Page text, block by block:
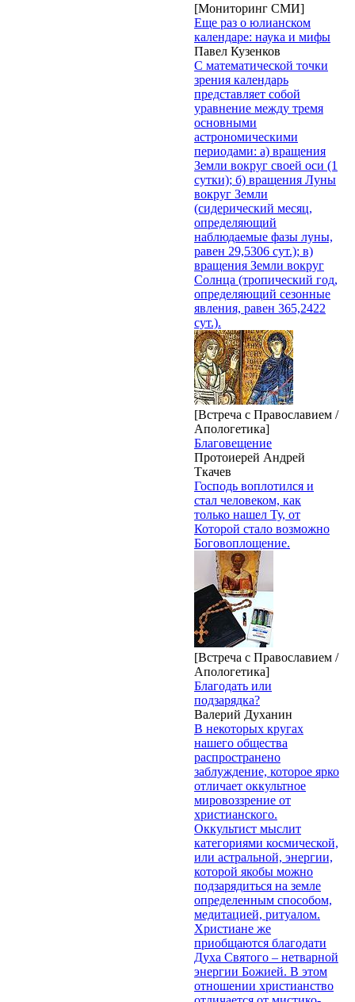
[Мониторинг СМИ]
Еще раз о юлианском
календаре: наука и мифы
Павел Кузенков
С математической точки
зрения календарь
представляет собой
уравнение между тремя
основными
астрономическими
периодами: а) вращения
Земли вокруг своей оси (1
сутки); б) вращения Луны
вокруг Земли
(сидерический месяц,
определяющий
наблюдаемые фазы луны,
равен 29,5306 сут.); в)
вращения Земли вокруг
Солнца (тропический год,
определяющий сезонные
явления, равен 365,2422
сут.).
[Встреча с Православием /
Апологетика]
Благовещение
Протоиерей Андрей
Ткачев
Господь воплотился и
стал человеком, как
только нашел Ту, от
Которой стало возможно
Боговоплощение.
[Встреча с Православием /
Апологетика]
Благодать или
подзарядка?
Валерий Духанин
В некоторых кругах
нашего общества
распространено
заблуждение, которое ярко
отличает оккультное
мировоззрение от
христианского.
Оккультист мыслит
категориями космической,
или астральной, энергии,
которой якобы можно
подзарядиться на земле
определенным способом,
медитацией, ритуалом.
Христиане же
приобщаются благодати
Духа Святого – нетварной
энергии Божией. В этом
отношении христианство